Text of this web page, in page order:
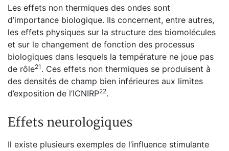
Les effets non thermiques des ondes sont
d’importance biologique. Ils concernent, entre autres,
les effets physiques sur la structure des biomolécules
et sur le changement de fonction des processus
biologiques dans lesquels la température ne joue pas
de rôle21 . Ces effets non thermiques se produisent à
des densités de champ bien inférieures aux limites
d’exposition de l’ICNIRP22.
Effets neurologiques
Il existe plusieurs exemples de l’influence stimulante